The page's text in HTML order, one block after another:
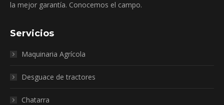
la mejor garantía. Conocemos el campo.
Servicios
Maquinaria Agrícola
Desguace de tractores
Chatarra